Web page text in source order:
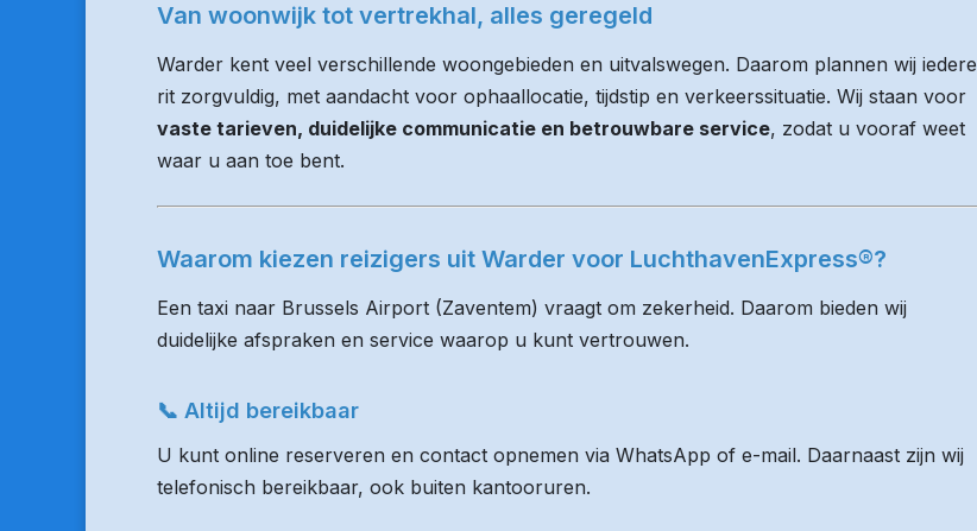
Van woonwijk tot vertrekhal, alles geregeld
Warder kent veel verschillende woongebieden en uitvalswegen. Daarom plannen wij iedere
rit zorgvuldig, met aandacht voor ophaallocatie, tijdstip en verkeerssituatie. Wij staan voor
vaste tarieven, duidelijke communicatie en betrouwbare service, zodat u vooraf weet
waar u aan toe bent.
Waarom kiezen reizigers uit Warder voor LuchthavenExpress®?
Een taxi naar Brussels Airport (Zaventem) vraagt om zekerheid. Daarom bieden wij
duidelijke afspraken en service waarop u kunt vertrouwen.
📞 Altijd bereikbaar
U kunt online reserveren en contact opnemen via WhatsApp of e-mail. Daarnaast zijn wij
telefonisch bereikbaar, ook buiten kantooruren.